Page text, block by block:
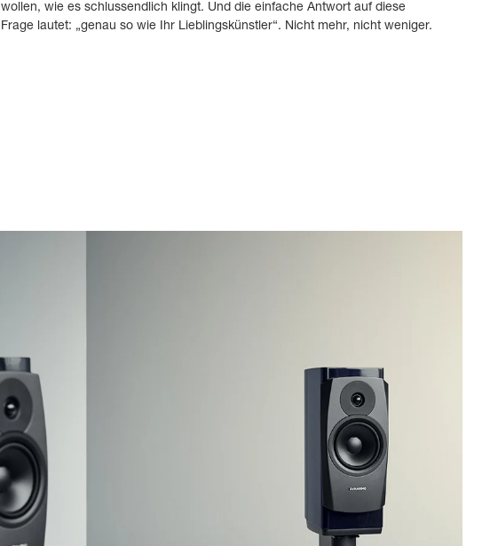
wollen, wie es schlussendlich klingt. Und die einfache Antwort auf diese
Frage lautet: „genau so wie Ihr Lieblingskünstler“. Nicht mehr, nicht weniger.